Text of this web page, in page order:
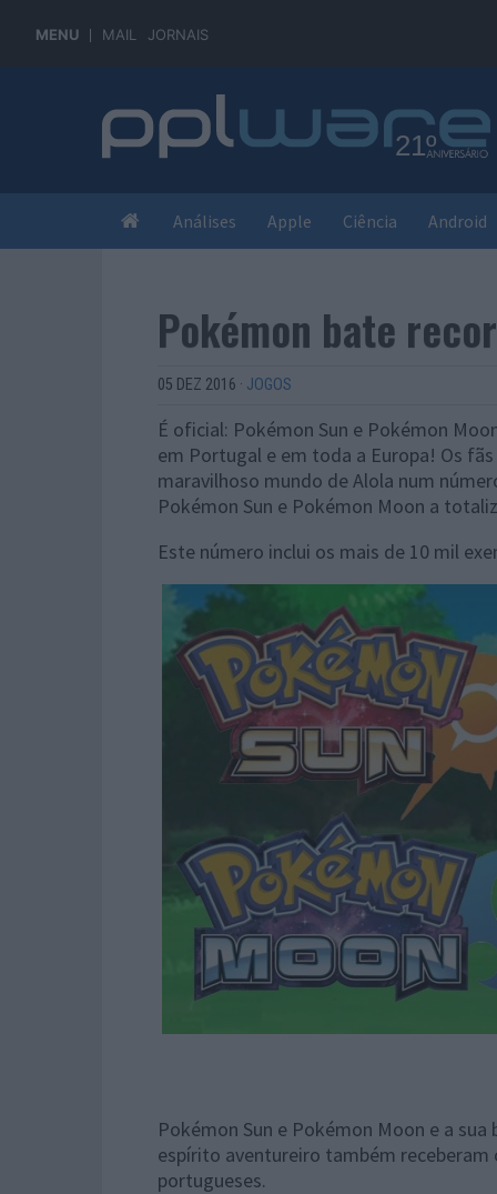
MENU MAIL JORNAIS
Análises Apple Ciência Android
Pokémon bate
05 DEZ 2016 · JOGOS
É oficial: Pokémon Sun e Pokémon
em Portugal e em toda a Europa! Os
maravilhoso mundo de Alola num
Pokémon Sun e Pokémon Moon a
Este número inclui os mais de 10 mil
Pokémon Sun e Pokémon Moon e a
espírito aventureiro também
portugueses.